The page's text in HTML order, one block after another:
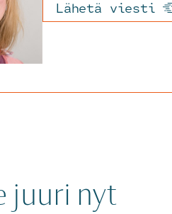
Lähetä viesti
juuri nyt